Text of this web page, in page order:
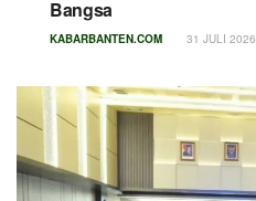
Bangsa
KABARBANTEN.COM 31 JULI 2026